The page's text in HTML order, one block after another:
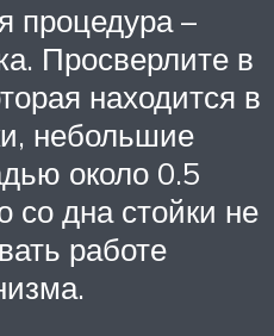
процедура –
Просверлите в
находится в
небольшие
около 0.5
со дна стойки не
работе